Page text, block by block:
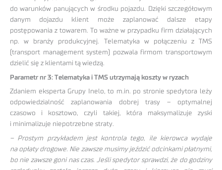
do warunków panujących w środku pojazdu. Dzięki szczegółowym
danym dojazdu klient może zaplanować dalsze etapy
postępowania z towarem. To ważne w przypadku firm działających
np. w branży produkcyjnej. Telematyka w połączeniu z TMS
(transport management system) pozwala firmom transportowym
dzielić się z klientami tą wiedzą.
Parametr nr 3: Telematyka i TMS utrzymają koszty w ryzach
Zdaniem eksperta Grupy Inelo, to m.in. po stronie spedytora leży
odpowiedzialność zaplanowania dobrej trasy – optymalnej
czasowo i kosztowo, czyli takiej, która maksymalizuje zyski
i minimalizuje niepotrzebne straty.
– Prostym przykładem jest kontrola tego, ile kierowca wydaje
na opłaty drogowe. Nie zawsze musimy jeździć odcinkami płatnymi,
bo nie zawsze goni nas czas. Jeśli spedytor sprawdzi, że do godziny